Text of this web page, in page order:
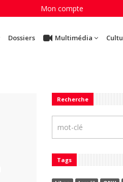
Mon compte
Dossiers Multimédia
Recherche
Tags